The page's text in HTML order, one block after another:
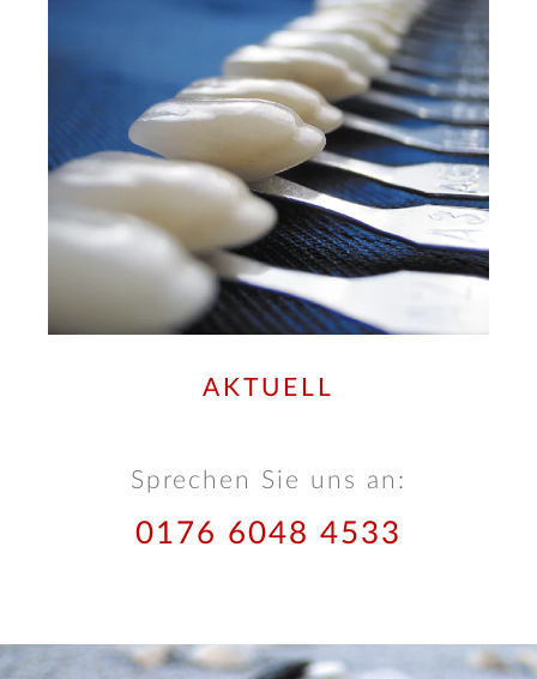
AKTUELL
Sprechen Sie uns an:
0176 6048 4533